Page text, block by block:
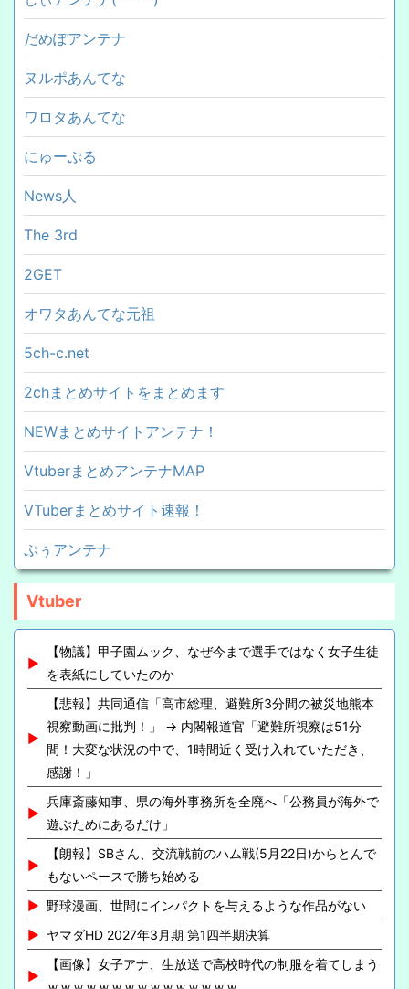
だめぽアンテナ
ヌルポあんてな
ワロタあんてな
にゅーぷる
News人
The 3rd
2GET
オワタあんてな元祖
5ch-c.net
2chまとめサイトをまとめます
NEWまとめサイトアンテナ！
VtuberまとめアンテナMAP
VTuberまとめサイト速報！
ぷぅアンテナ
Vtuber
【物議】甲子園ムック、なぜ今まで選手ではなく女子生徒
を表紙にしていたのか
【悲報】共同通信「高市総理、避難所3分間の被災地熊本
視察動画に批判！」 → 内閣報道官「避難所視察は51分
間！大変な状況の中で、1時間近く受け入れていただき、
感謝！」
兵庫斎藤知事、県の海外事務所を全廃へ「公務員が海外で
遊ぶためにあるだけ」
【朗報】SBさん、交流戦前のハム戦(5月22日)からとんで
もないペースで勝ち始める
野球漫画、世間にインパクトを与えるような作品がない
ヤマダHD 2027年3月期 第1四半期決算
【画像】女子アナ、生放送で高校時代の制服を着てしまう